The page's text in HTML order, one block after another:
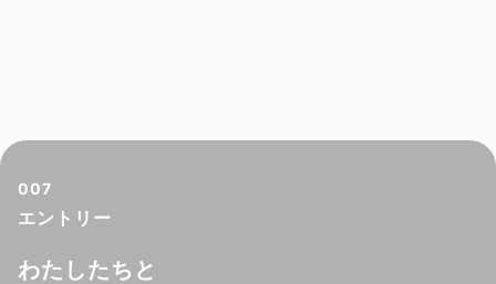
007
エントリー
わたしたちと